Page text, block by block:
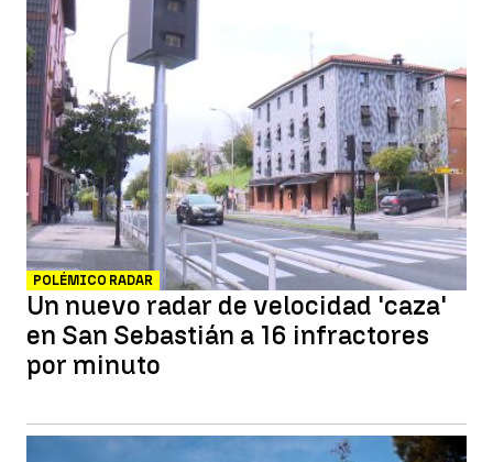
POLÉMICO RADAR
Un nuevo radar de velocidad 'caza'
en San Sebastián a 16 infractores
por minuto